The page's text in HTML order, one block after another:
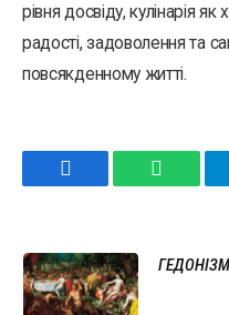
рівня досвіду, кулінарія
радості, задоволення та
повсякденному житті.
Facebook